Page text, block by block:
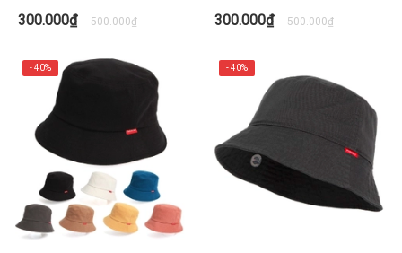
300.000₫ 500.000₫ 300.000₫ 500.000₫
- 40% - 40%